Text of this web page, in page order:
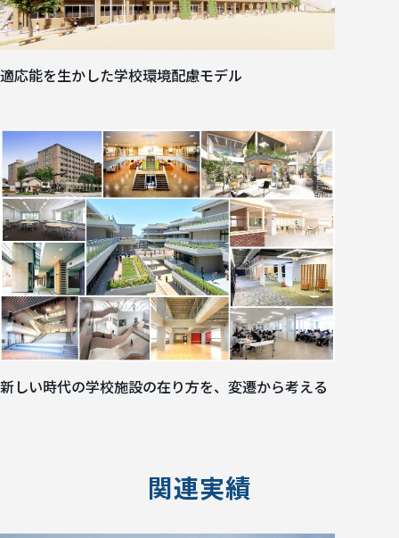
適応能を生かした学校環境配慮モデル
新しい時代の学校施設の在り方を、変遷から考える
関連実績